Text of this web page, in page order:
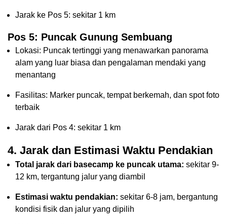
Jarak ke Pos 5: sekitar 1 km
Pos 5: Puncak Gunung Sembuang
Lokasi: Puncak tertinggi yang menawarkan panorama
alam yang luar biasa dan pengalaman mendaki yang
menantang
Fasilitas: Marker puncak, tempat berkemah, dan spot foto
terbaik
Jarak dari Pos 4: sekitar 1 km
4. Jarak dan Estimasi Waktu Pendakian
Total jarak dari basecamp ke puncak utama: sekitar 9-
12 km, tergantung jalur yang diambil
Estimasi waktu pendakian: sekitar 6-8 jam, bergantung
kondisi fisik dan jalur yang dipilih